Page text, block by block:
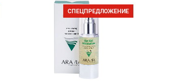
СПЕЦПРЕДЛОЖЕНИЕ